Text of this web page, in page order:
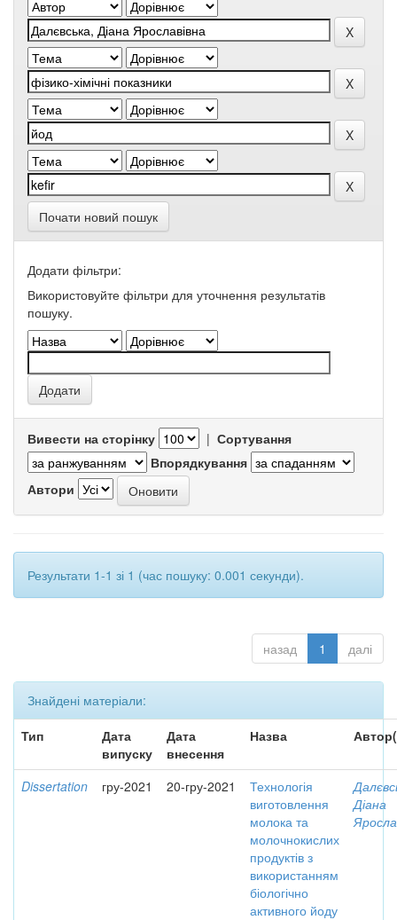
Почати новий пошук
Додати фільтри:
Використовуйте фільтри для уточнення результатів
пошуку.
Вивести на сторінку | Сортування
Впорядкування
Автори
Результати 1-1 зі 1 (час пошуку: 0.001 секунди).
назад 1 далі
Знайдені матеріали:
Тип
Дата
випуску
Дата
внесення
Назва
Dissertation гру-2021 20-гру-2021
Технологія
виготовлення
молока та
молочнокислих
продуктів з
використанням
біологічно
активного йоду
Діана